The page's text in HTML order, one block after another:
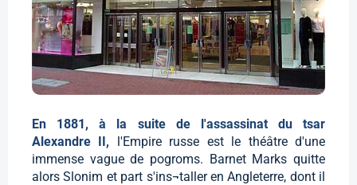
En 1881, à la suite de l'assassinat du tsar
Alexandre II, l'Empire russe est le théâtre d'une
immense vague de pogroms. Barnet Marks quitte
alors Slonim et part s'ins¬taller en Angleterre, dont il